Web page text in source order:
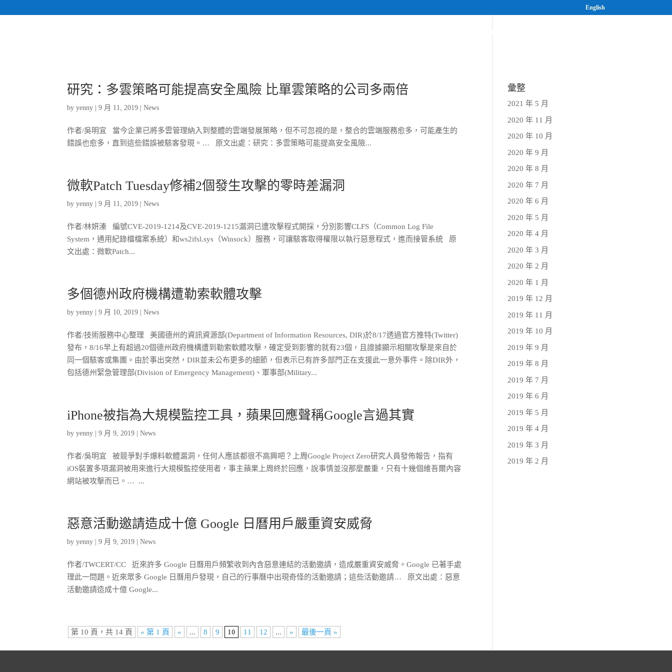
English
研究與人才培育
研究：多雲策略可能提高安全風險 比單雲策略的公司多兩倍
byyenny |9 月 11, 2019 |News
作者/吳明宜 當今企業已將多雲管理納入到整體的雲端發展策略，但不可忽視的是，整合的雲端服務愈多，可能產生的
錯誤也愈多，直到這些錯誤被駭客發現。… 原文出處：研究：多雲策略可能提高安全風險...
微軟Patch Tuesday修補2個發生攻擊的零時差漏洞
byyenny |9 月 11, 2019 |News
作者/林妍溱 編號CVE-2019-1214及CVE-2019-1215漏洞已遭攻擊程式開採，分別影響CLFS（Common Log File
System，通用紀錄檔檔案系統）和ws2ifsl.sys（Winsock）服務，可讓駭客取得權限以執行惡意程式，進而接管系統 原
文出處：微軟Patch...
多個德州政府機構遭勒索軟體攻擊
byyenny |9 月 10, 2019 |News
作者/技術服務中心整理 美國德州的資訊資源部(Department of Information Resources, DIR)於8/17透過官方推特(Twitter)
發布，8/16早上有超過20個德州政府機構遭到勒索軟體攻擊，確定受到影響的就有23個，且證據顯示相關攻擊是來自於
同一個駭客或集團。由於事出突然，DIR並未公布更多的細節，但表示已有許多部門正在支援此一意外事件。除DIR外，
包括德州緊急管理部(Division of Emergency Management)、軍事部(Military...
iPhone被指為大規模監控工具，蘋果回應聲稱Google言過其實
byyenny |9 月 9, 2019 |News
作者/吳明宜 被競爭對手爆料軟體漏洞，任何人應該都很不高興吧？上周Google Project Zero研究人員發佈報告，指有
iOS裝置多項漏洞被用來進行大規模監控使用者，事主蘋果上周終於回應，說事情並沒那麼嚴重，只有十幾個維吾爾內容
網站被攻擊而已。… ...
惡意活動邀請造成十億 Google 日曆用戶嚴重資安威脅
byyenny |9 月 9, 2019 |News
作者/TWCERT/CC 近來許多 Google 日曆用戶頻繁收到內含惡意連結的活動邀請，造成嚴重資安威脅。Google 已著手處
理此一問題。近來眾多 Google 日曆用戶發現，自己的行事曆中出現奇怪的活動邀請；這些活動邀請… 原文出處：惡意
活動邀請造成十億 Google...
第 10 頁，共 14 頁 « 第 1 頁 « ... 8 9 10 11 12 ... » 最後一頁 »
彙整
2021 年 5 月
2020 年 11 月
2020 年 10 月
2020 年 9 月
2020 年 8 月
2020 年 7 月
2020 年 6 月
2020 年 5 月
2020 年 4 月
2020 年 3 月
2020 年 2 月
2020 年 1 月
2019 年 12 月
2019 年 11 月
2019 年 10 月
2019 年 9 月
2019 年 8 月
2019 年 7 月
2019 年 6 月
2019 年 5 月
2019 年 4 月
2019 年 3 月
2019 年 2 月